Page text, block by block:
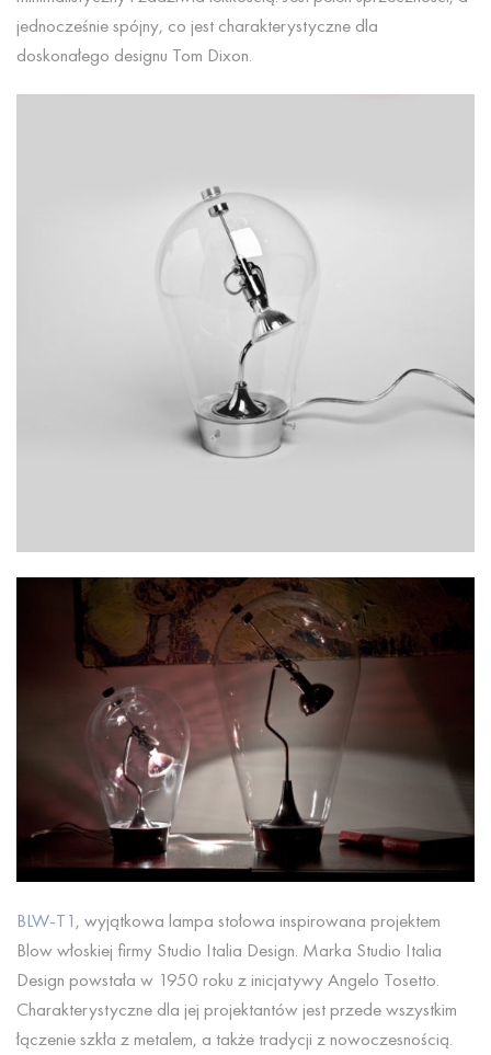
jednocześnie spójny, co jest charakterystyczne dla
doskonałego designu Tom Dixon.
BLW-T1, wyjątkowa lampa stołowa inspirowana projektem
Blow włoskiej firmy Studio Italia Design. Marka Studio Italia
Design powstała w 1950 roku z inicjatywy Angelo Tosetto.
Charakterystyczne dla jej projektantów jest przede wszystkim
łączenie szkła z metalem, a także tradycji z nowoczesnością.